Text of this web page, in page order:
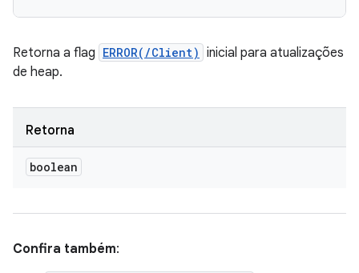
Retorna a flag ERROR(/Client) inicial para atualizações
de heap.
Retorna
boolean
Confira também: